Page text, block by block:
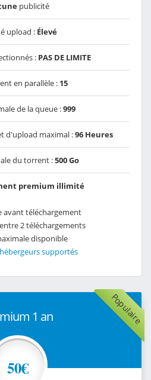
publicité
upload : Élevé
: PAS DE LIMITE
en parallèle : 15
de la queue :999
d'upload maximal :96 Heures
du torrent :500 Go
premium illimité
avant téléchargement
2 téléchargements
disponible
supportés
Populaire
1 an
50€